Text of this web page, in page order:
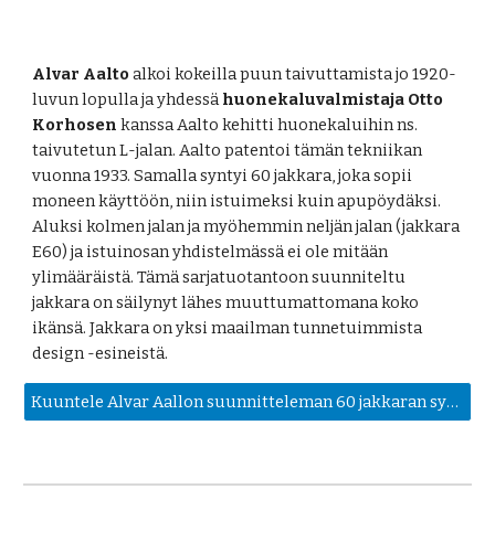
Alvar Aalto alkoi kokeilla puun taivuttamista jo 1920-
luvun lopulla ja yhdessä huonekaluvalmistaja Otto
Korhosen kanssa Aalto kehitti huonekaluihin ns.
taivutetun L-jalan. Aalto patentoi tämän tekniikan
vuonna 1933. Samalla syntyi 60 jakkara, joka sopii
moneen käyttöön, niin istuimeksi kuin apupöydäksi.
Aluksi kolmen jalan ja myöhemmin neljän jalan (jakkara
E60) ja istuinosan yhdistelmässä ei ole mitään
ylimääräistä. Tämä sarjatuotantoon suunniteltu
jakkara on säilynyt lähes muuttumattomana koko
ikänsä. Jakkara on yksi maailman tunnetuimmista
design -esineistä.
Kuuntele Alvar Aallon suunnitteleman 60 jakkaran syntytarina